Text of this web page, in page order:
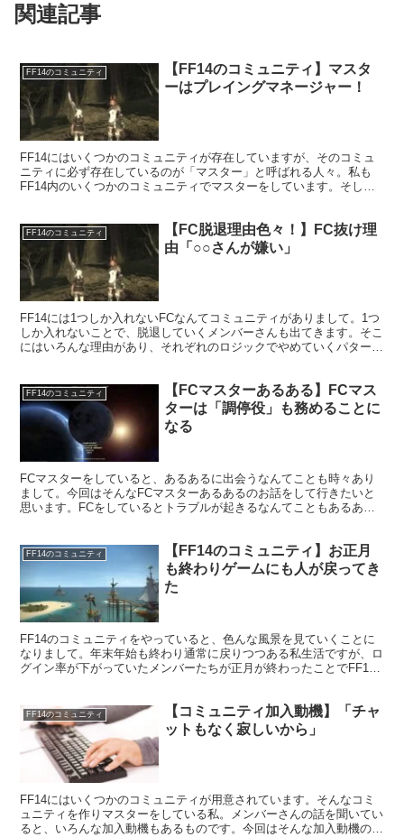
関連記事
FF14のコミュニティ
【FF14のコミュニティ】マスタ
ーはプレイングマネージャー！
FF14にはいくつかのコミュニティが存在していますが、そのコミュ
ニティに必ず存在しているのが「マスター」と呼ばれる人々。私も
FF14内のいくつかのコミュニティでマスターをしています。そして
FF14のコミュニティ
【FC脱退理由色々！】FC抜け理
由「○○さんが嫌い」
FF14には1つしか入れないFCなんてコミュニティがありまして。1つ
しか入れないことで、脱退していくメンバーさんも出てきます。そこ
にはいろんな理由があり、それぞれのロジックでやめていくパターン
FF14のコミュニティ
【FCマスターあるある】FCマス
ターは「調停役」も務めることに
なる
FCマスターをしていると、あるあるに出会うなんてことも時々あり
まして。今回はそんなFCマスターあるあるのお話をして行きたいと
思います。FCをしているとトラブルが起きるなんてこともあるあ
FF14のコミュニティ
【FF14のコミュニティ】お正月
も終わりゲームにも人が戻ってき
た
FF14のコミュニティをやっていると、色んな風景を見ていくことに
なりまして。年末年始も終わり通常に戻りつつある私生活ですが、ロ
グイン率が下がっていたメンバーたちが正月が終わったことでFF14
FF14のコミュニティ
【コミュニティ加入動機】「チャ
ットもなく寂しいから」
FF14にはいくつかのコミュニティが用意されています。そんなコミ
ュニティを作りマスターをしている私。メンバーさんの話を聞いてい
ると、いろんな加入動機もあるものです。今回はそんな加入動機の一